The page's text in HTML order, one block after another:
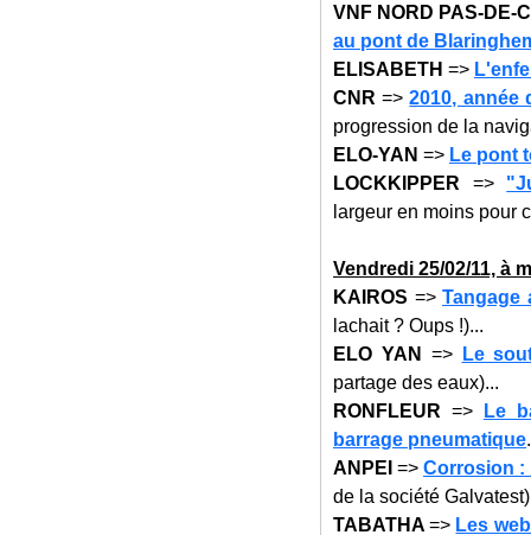
VNF NORD PAS-DE-
au pont de
ELISABETH =>
CNR =>2010, année
progression de la
ELO-YAN => Le pont
LOCKKIPPER =>
largeur en moins pour
Vendredi 25/02/11, à
KAIROS => Tangage
lachait ? Oups !)...
ELO YAN
=>
Le
partage des eaux)...
RONFLEUR =>
Le
barrage pneumatique
ANPEI => Corrosion :
de la société
TABATHA=> Les